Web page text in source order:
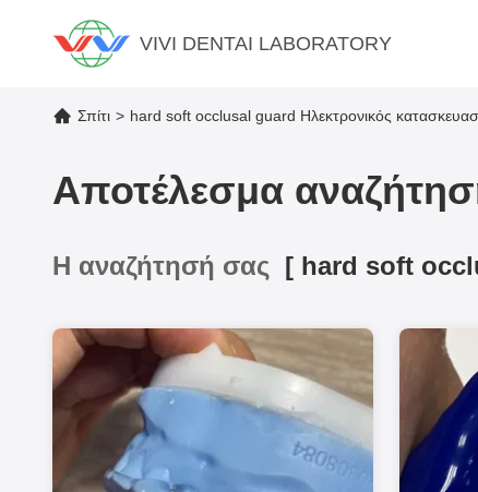
VIVI DENTAI LABORATORY
Σπίτι > hard soft occlusal guard Ηλεκτρονικός
Αποτέλεσμα
Η αναζήτησή σας [ hard soft